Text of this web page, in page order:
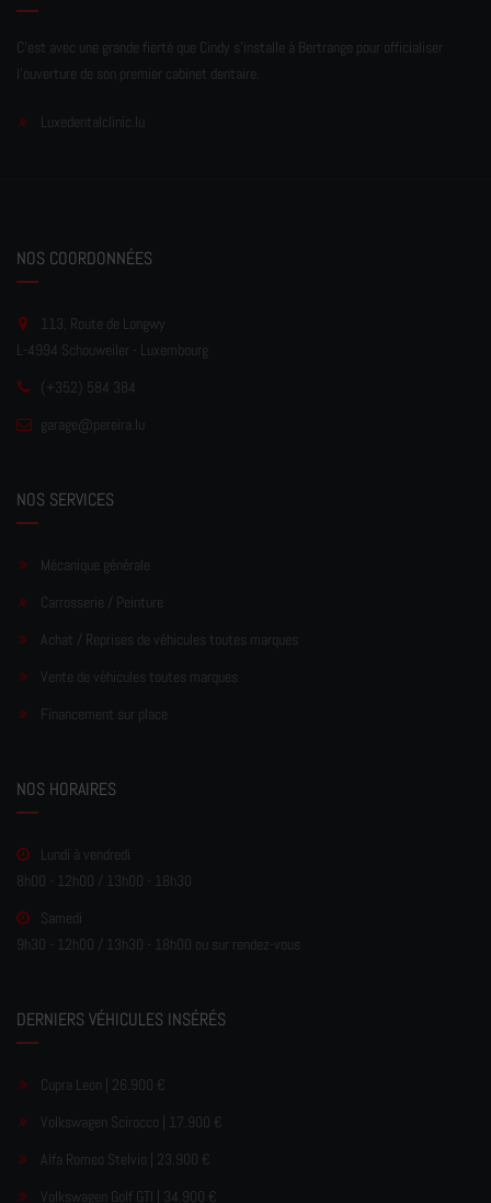
C'est avec une grande fierté que Cindy s'installe à Bertrange pour officialiser
l'ouverture de son premier cabinet dentaire.
Luxedentalclinic.lu
NOS COORDONNÉES
113, Route de Longwy
L-4994 Schouweiler - Luxembourg
(+352) 584 384
garage@pereira.lu
NOS SERVICES
Mécanique générale
Carrosserie / Peinture
Achat / Reprises de véhicules toutes marques
Vente de véhicules toutes marques
Financement sur place
NOS HORAIRES
Lundi à vendredi
8h00 - 12h00 / 13h00 - 18h30
Samedi
9h30 - 12h00 / 13h30 - 18h00 ou sur rendez-vous
DERNIERS VÉHICULES INSÉRÉS
Cupra Leon | 26.900 €
Volkswagen Scirocco | 17.900 €
Alfa Romeo Stelvio | 23.900 €
Volkswagen Golf GTI | 34.900 €